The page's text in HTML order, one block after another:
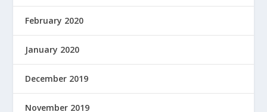
February 2020
January 2020
December 2019
November 2019